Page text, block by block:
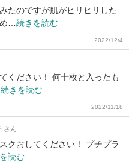
たのですが肌がヒリヒリした
… 続きを読む
2022/12/4
ください！ 何十枚と入ったも
続きを読む
2022/11/18
さん
クおしてください！ プチプラ
読む